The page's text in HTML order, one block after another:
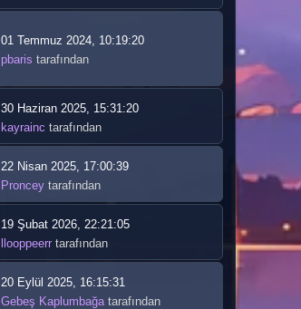
01 Temmuz 2024, 10:19:20
pbaris tarafından
30 Haziran 2025, 15:31:20
kayrainc tarafından
22 Nisan 2025, 17:00:39
Proncey tarafından
19 Şubat 2026, 22:21:05
llooppeerr tarafından
20 Eylül 2025, 16:15:31
Gebeş Kaplumbağa tarafından